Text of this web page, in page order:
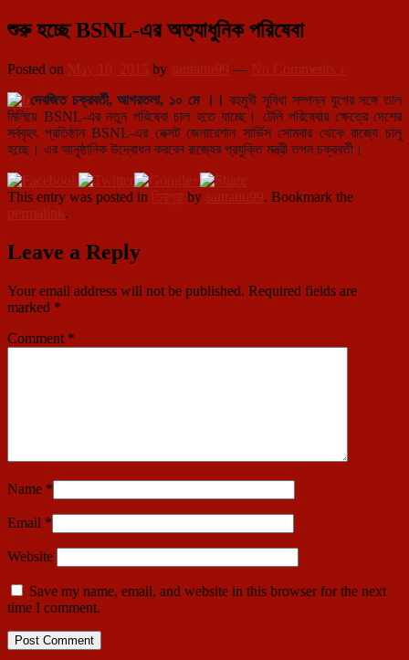
শুরু হচ্ছে BSNL-এর অত্যাধুনিক পরিষেবা
Posted on May 10, 2015 by santanu99 — No Comments ↓
দেবজিত চক্রবর্তী, আগরতলা, ১০ মে ।। বহুমুখী সুবিধা সম্পন্ন যুগের সঙ্গে তাল
মিলিয়ে BSNL-এর নতুন পরিষেবা চাল হতে যাচ্ছে। টেলি পরিষেবার ক্ষেত্রে দেশের
সর্ববৃহৎ প্রতিষ্ঠান BSNL-এর নেক্সট জেনারেশান সার্ভিস সোমবার থেকে রাজ্যে চালু
হচ্ছে। এর আনুষ্ঠানিক উদ্বোধন করবেন রাজ্যের প্রযুক্তি মন্ত্রী তপন চক্রবর্তী।
This entry was posted in ত্রিপুরা by santanu99. Bookmark the
permalink.
Leave a Reply
Your email address will not be published. Required fields are
marked *
Comment *
Name *
Email *
Website
Save my name, email, and website in this browser for the next
time I comment.